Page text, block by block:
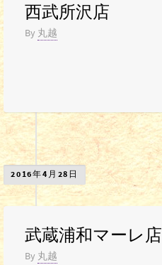
西武所沢店
By 丸越
2016年4月28日
武蔵浦和マーレ店
By 丸越